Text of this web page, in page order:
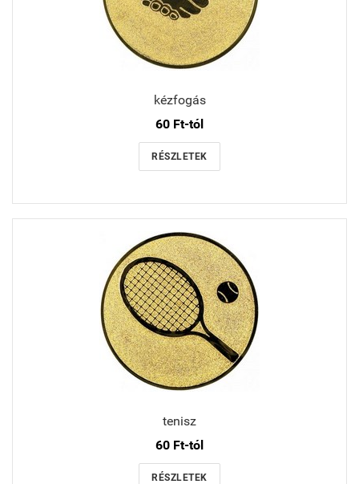
kézfogás
60 Ft-tól
RÉSZLETEK
tenisz
60 Ft-tól
RÉSZLETEK